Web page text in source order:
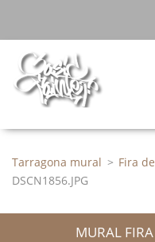
Tarragona mural > Fira
DSCN1856.JPG
MURAL